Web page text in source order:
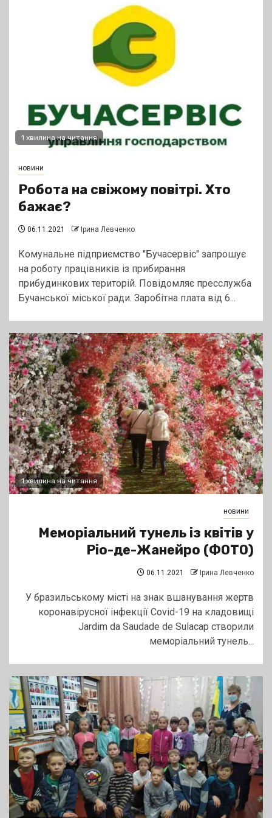
1 хвилина на читання
новини
Робота на свіжому повітрі. Хто
бажає?
06.11.2021 Ірина Левченко
Комунальне підприємство "Бучасервіс" запрошує
на роботу працівників із прибирання
прибудинкових територій. Повідомляє пресслужба
Бучанської міської ради. Заробітна плата від 6...
1 хвилина на читання
новини
Меморіальний тунель із квітів у
Ріо-де-Жанейро (ФОТО)
06.11.2021 Ірина Левченко
У бразильському місті на знак вшанування жертв
коронавірусної інфекції Covid-19 на кладовищі
Jardim da Saudade de Sulacap створили
меморіальний тунель...